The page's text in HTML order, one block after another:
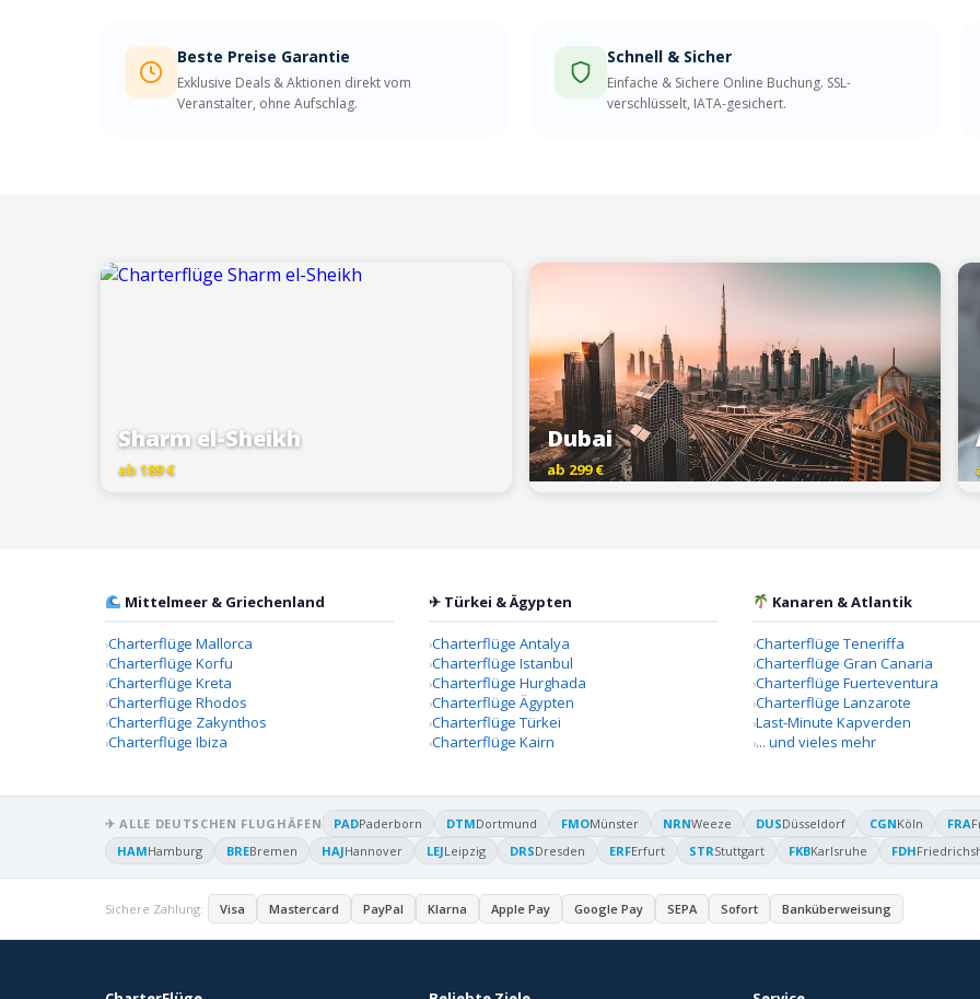
Beste Preise Garantie
Exklusive Deals & Aktionen direkt vom
Veranstalter, ohne Aufschlag.
Schnell & Sicher
Einfache & Sichere Online Buchung. SSL-
verschlüsselt, IATA-gesichert.
Sharm el-Sheikh
ab 189 €
Dubai
ab 299 €
Mittelmeer & Griechenland
Charterflüge Mallorca
Charterflüge Korfu
Charterflüge Kreta
Charterflüge Rhodos
Charterflüge Zakynthos
Charterflüge Ibiza
✈ Türkei & Ägypten
Charterflüge Antalya
Charterflüge Istanbul
Charterflüge Hurghada
Charterflüge Ägypten
Charterflüge Türkei
Charterflüge Kairn
Kanaren & Atlantik
Charterflüge Teneriffa
Charterflüge Gran Canaria
Charterflüge Fuerteventura
Charterflüge Lanzarote
Last-Minute Kapverden
... und vieles mehr
✈ ALLE DEUTSCHEN FLUGHÄFEN PADPaderborn DTMDortmund FMOMünster NRNWeeze DUSDüsseldorf CGNKöln FRA
HAMHamburg BREBremen HAJHannover LEJLeipzig DRSDresden ERFErfurt STRStuttgart FKBKarlsruhe FDH
Sichere Zahlung: Visa Mastercard PayPal Klarna Apple Pay Google Pay SEPA Sofort Banküberweisung